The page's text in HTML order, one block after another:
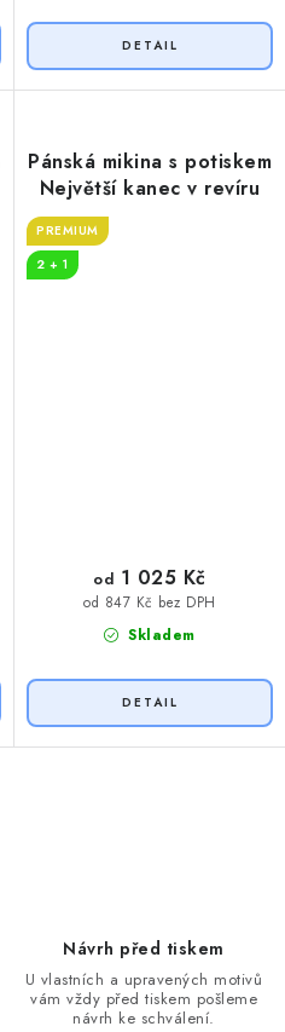
Pánská mikina s potiskem
Největší kanec v revíru
PREMIUM
2 + 1
Skladem
od 847 Kč bez DPH
od 1 025 Kč
Návrh před tiskem
U vlastních a upravených motivů
vám vždy před tiskem pošleme
návrh ke schválení.